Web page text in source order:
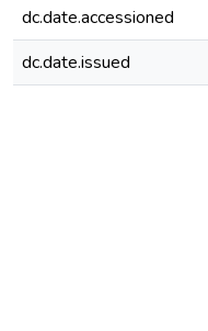
dc.date.accessioned
dc.date.issued